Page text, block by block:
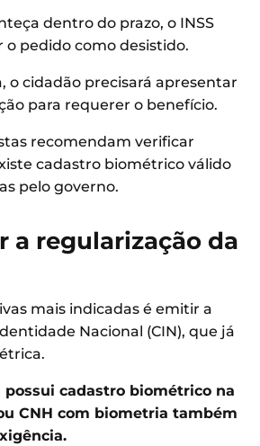
dentro do prazo, o INSS
o pedido como desistido.
o cidadão precisará apresentar
para requerer o benefício.
recomendam verificar
cadastro biométrico válido
pelo governo.
a regularização da
mais indicadas é emitir a
Nacional (CIN), que já
possui cadastro biométrico na
CNH com biometria também